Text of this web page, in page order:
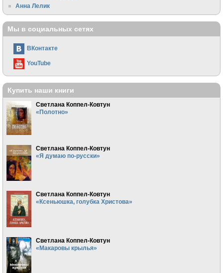
Анна Лелик
Мы в социальных сетях
ВКонтакте
YouTube
Купить наши книги
Светлана Коппел-Ковтун
«Полотно»
Светлана Коппел-Ковтун
«Я думаю по-русски»
Светлана Коппел-Ковтун
«Ксеньюшка, голубка Христова»
Светлана Коппел-Ковтун
«Макаровы крылья»